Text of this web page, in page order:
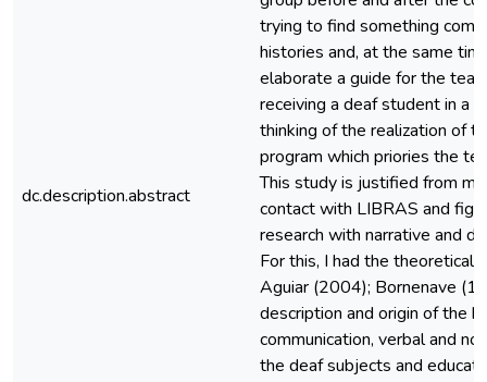
dc.description.abstract
trying to find something
histories and, at the same
elaborate a guide for the
receiving a deaf student in a
thinking of the realization of
program which priories the
This study is justified from
contact with LIBRAS and
research with narrative and
For this, I had the theoretical
Aguiar (2004); Bornenave
description and origin of the
communication, verbal and
the deaf subjects and